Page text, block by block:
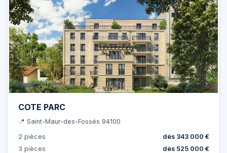
COTE PARC
📍 Saint-Maur-des-Fossés 94100
2 pièces
dès 343 000 €
3 pièces
dès 525 000 €